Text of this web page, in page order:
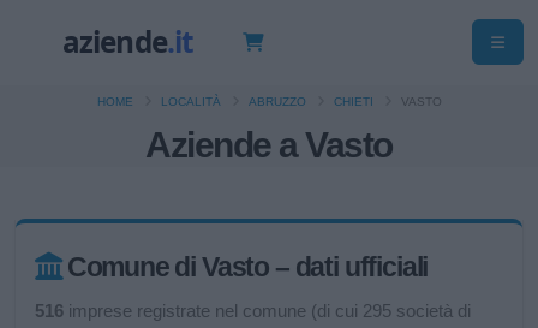
Aziende a Vasto
HOME LOCALITÀ ABRUZZO CHIETI VASTO
Comune di Vasto – dati ufficiali
516 imprese registrate nel comune (di cui 295 società di